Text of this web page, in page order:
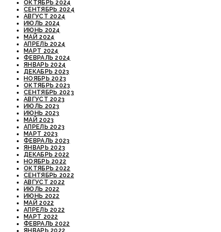
ОКТЯБРЬ 2024
СЕНТЯБРЬ 2024
АВГУСТ 2024
ИЮЛЬ 2024
ИЮНЬ 2024
МАЙ 2024
АПРЕЛЬ 2024
МАРТ 2024
ФЕВРАЛЬ 2024
ЯНВАРЬ 2024
ДЕКАБРЬ 2023
НОЯБРЬ 2023
ОКТЯБРЬ 2023
СЕНТЯБРЬ 2023
АВГУСТ 2023
ИЮЛЬ 2023
ИЮНЬ 2023
МАЙ 2023
АПРЕЛЬ 2023
МАРТ 2023
ФЕВРАЛЬ 2023
ЯНВАРЬ 2023
ДЕКАБРЬ 2022
НОЯБРЬ 2022
ОКТЯБРЬ 2022
СЕНТЯБРЬ 2022
АВГУСТ 2022
ИЮЛЬ 2022
ИЮНЬ 2022
МАЙ 2022
АПРЕЛЬ 2022
МАРТ 2022
ФЕВРАЛЬ 2022
ЯНВАРЬ 2022